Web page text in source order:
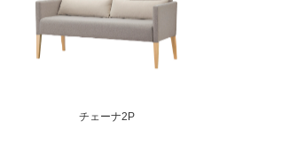
チェーナ2P